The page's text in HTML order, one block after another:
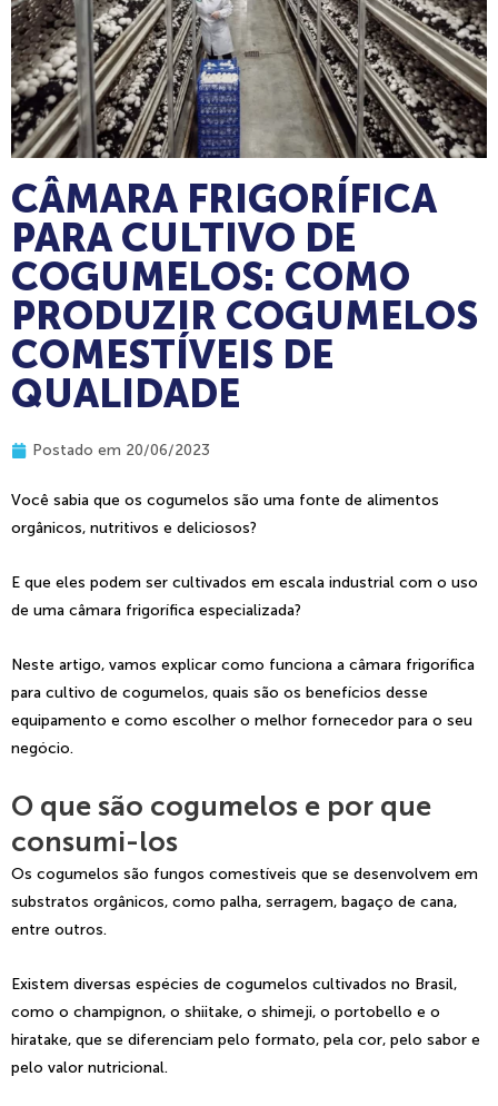
CÂMARA FRIGORÍFICA
PARA CULTIVO DE
COGUMELOS: COMO
PRODUZIR COGUMELOS
COMESTÍVEIS DE
QUALIDADE
Postado em 20/06/2023
Você sabia que os cogumelos são uma fonte de alimentos
orgânicos, nutritivos e deliciosos?
E que eles podem ser cultivados em escala industrial com o uso
de uma câmara frigorífica especializada?
Neste artigo, vamos explicar como funciona a câmara frigorífica
para cultivo de cogumelos, quais são os benefícios desse
equipamento e como escolher o melhor fornecedor para o seu
negócio.
O que são cogumelos e por que
consumi-los
Os cogumelos são fungos comestíveis que se desenvolvem em
substratos orgânicos, como palha, serragem, bagaço de cana,
entre outros.
Existem diversas espécies de cogumelos cultivados no Brasil,
como o champignon, o shiitake, o shimeji, o portobello e o
hiratake, que se diferenciam pelo formato, pela cor, pelo sabor e
pelo valor nutricional.